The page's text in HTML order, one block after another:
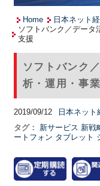
Home 日本ネット
ソフトバンク／データ
支援
ソフトバンク
析・運用・事
2019/09/12 日本ネット
タグ：
新サービス 新戦
ートフォン タブレット